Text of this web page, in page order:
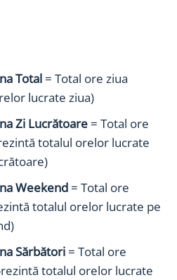
Total = Total ore ziua
lucrate ziua)
Zi Lucrătoare = Total ore
totalul orelor lucrate
Weekend = Total ore
totalul orelor lucrate pe
Sărbători = Total ore
totalul orelor lucrate